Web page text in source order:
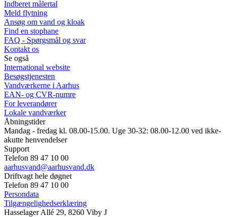
Indberet målertal
Meld flytning
Ansøg om vand og kloak
Find en stophane
FAQ - Spørgsmål og svar
Kontakt os
Se også
International website
Besøgstjenesten
Vandværkerne i Aarhus
EAN- og CVR-numre
For leverandører
Lokale vandværker
Åbningstider
Mandag - fredag kl. 08.00-15.00. Uge 30-32: 08.00-12.00 ved ikke-
akutte henvendelser
Support
Telefon 89 47 10 00
aarhusvand@aarhusvand.dk
Driftvagt hele døgnet
Telefon 89 47 10 00
Persondata
Tilgængelighedserklæring
Hasselager Allé 29, 8260 Viby J